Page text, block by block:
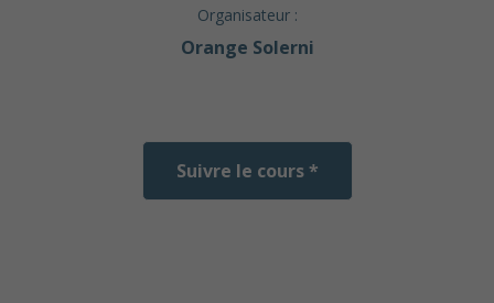
Organisateur :
Orange Solerni
Suivre le cours *